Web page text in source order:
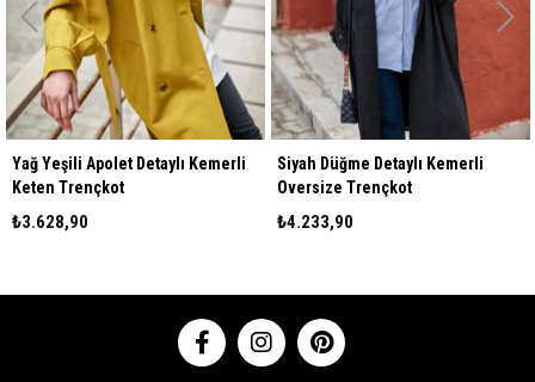
Yağ Yeşili Apolet Detaylı Kemerli
Keten Trençkot
₺3.628,90
Siyah Düğme Detaylı Kemerli
Oversize Trençkot
₺4.233,90